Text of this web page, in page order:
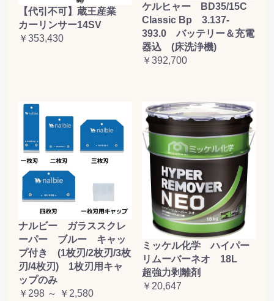
【代引不可】蔵王産業
カーリンサー14SV
￥353,430
ケルヒャー BD35/15C
Classic Bp 3.137-
393.0 バッテリー＆充電
器込 (床洗浄機)
￥392,700
ナルビー ガラススクレ
ーパー ブルー キャッ
プ付き (1枚刃/2枚刃/3枚
刃/4枚刃) 1枚刃用キャ
ップのみ
￥298 ～ ￥2,580
ミッケル化学 ハイパー
リムーバーネオ 18L
超強力剥離剤
￥20,647